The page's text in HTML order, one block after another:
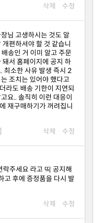
삭제 수정
삭제 수정
삭제 수정